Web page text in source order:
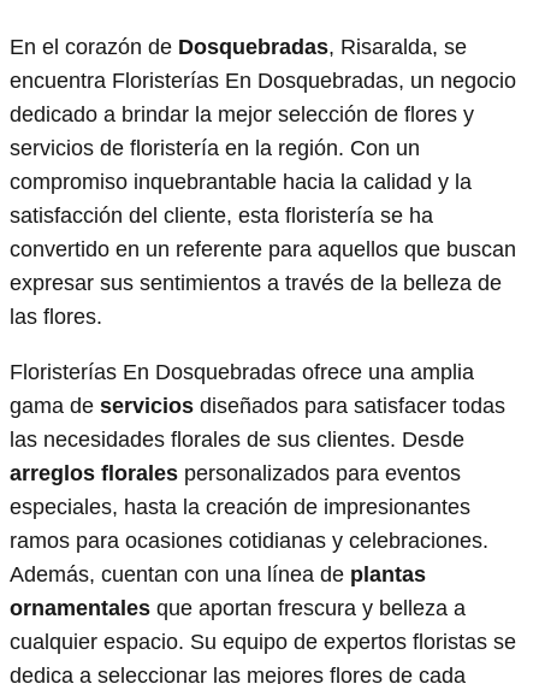
En el corazón de Dosquebradas, Risaralda, se
encuentra Floristerías En Dosquebradas, un negocio
dedicado a brindar la mejor selección de flores y
servicios de floristería en la región. Con un
compromiso inquebrantable hacia la calidad y la
satisfacción del cliente, esta floristería se ha
convertido en un referente para aquellos que buscan
expresar sus sentimientos a través de la belleza de
las flores.
Floristerías En Dosquebradas ofrece una amplia
gama de servicios diseñados para satisfacer todas
las necesidades florales de sus clientes. Desde
arreglos florales personalizados para eventos
especiales, hasta la creación de impresionantes
ramos para ocasiones cotidianas y celebraciones.
Además, cuentan con una línea de plantas
ornamentales que aportan frescura y belleza a
cualquier espacio. Su equipo de expertos floristas se
dedica a seleccionar las mejores flores de cada